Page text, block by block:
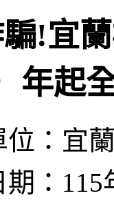
!宜
年起
位：宜
：115